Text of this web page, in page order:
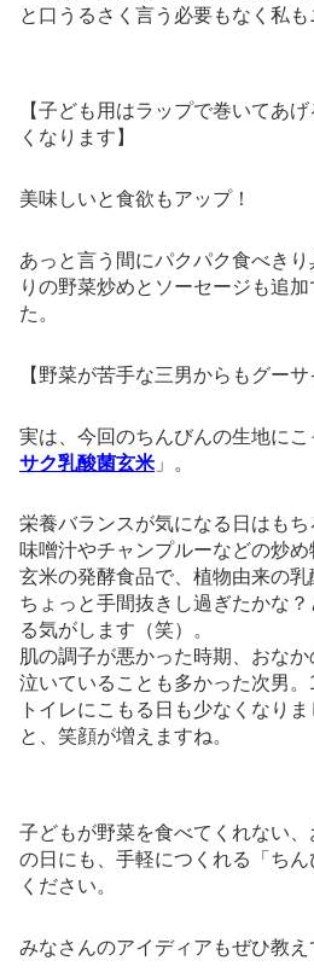
と口うるさく言う必要もなく私も
【子ども用はラップで巻いてあ
くなります】
美味しいと食欲もアップ！
あっと言う間にパクパク食べき
りの野菜炒めとソーセージも追
た。
【野菜が苦手な三男からもグーサ
実は、今回のちんびんの生地にこ
サク乳酸菌玄米 」。
栄養バランスが気になる日はもち
味噌汁やチャンプルーなどの炒め
玄米の発酵食品で、植物由来の乳
ちょっと手間抜きし過ぎたかな
る気がします（笑）。
肌の調子が悪かった時期、おな
泣いていることも多かった次男。
トイレにこもる日も少なくなり
と、笑顔が増えますね。
子どもが野菜を食べてくれない
の日にも、手軽につくれる「ち
ください。
みなさんのアイディアもぜひ教え